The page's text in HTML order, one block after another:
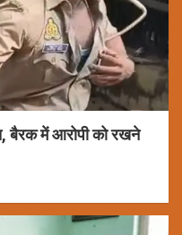
बैरक में आरोपी को रखने